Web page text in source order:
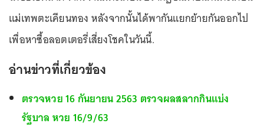
แม่เทพตะเคียนทอง หลังจากนั้นได้พากันแยกย้ายกันออกไป
เพื่อหาซื้อลอตเตอรี่เสี่ยงโชคในวันนี้.
อ่านข่าวที่เกี่ยวข้อง
ตรวจหวย 16 กันยายน 2563 ตรวจผลสลากกินแบ่ง
รัฐบาล หวย 16/9/63